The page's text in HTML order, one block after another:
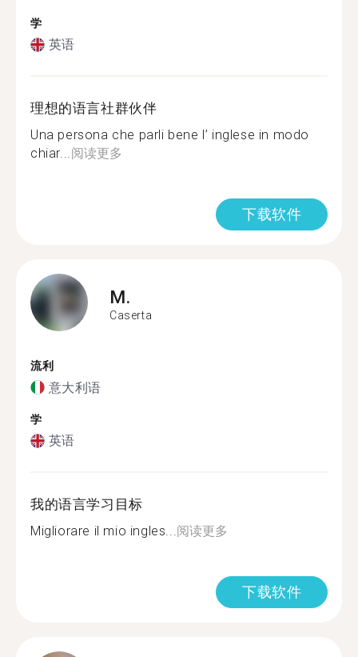
学
英语
理想的语言社群伙伴
Una persona che parli bene l’ inglese in modo
chiar...阅读更多
下载软件
M.
Caserta
流利
意大利语
学
英语
我的语言学习目标
Migliorare il mio ingles...阅读更多
下载软件